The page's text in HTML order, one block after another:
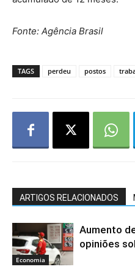
Fonte: Agência Brasil
TAGS perdeu postos
ARTIGOS RELACIONADOS
Economia
Aumento
opiniões